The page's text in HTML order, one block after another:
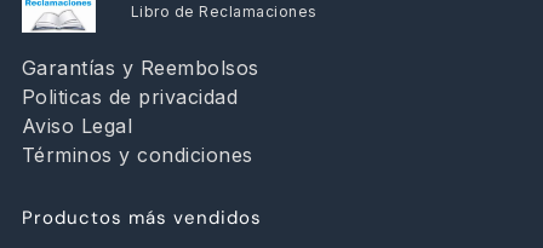
Libro de Reclamaciones
Garantías y Reembolsos
Politicas de privacidad
Aviso Legal
Términos y condiciones
Productos más vendidos